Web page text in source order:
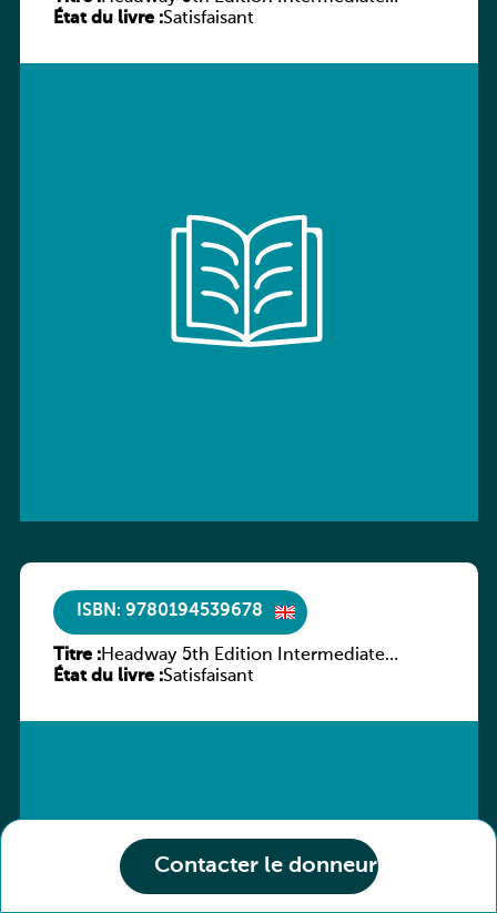
Contacter le donneur
Workbook without key
État du livre :Satisfaisant
ISBN: 9780194539678
Titre :Headway 5th Edition Intermediate
Workbook without key
État du livre :Satisfaisant